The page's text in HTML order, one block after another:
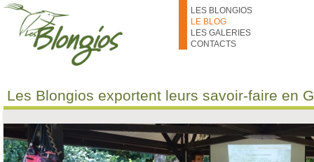
Aller au contenu principal
LES BLONGIOS
LE BLOG
LES GALERIES
CONTACTS
Les Blongios exportent leurs savoir-faire en